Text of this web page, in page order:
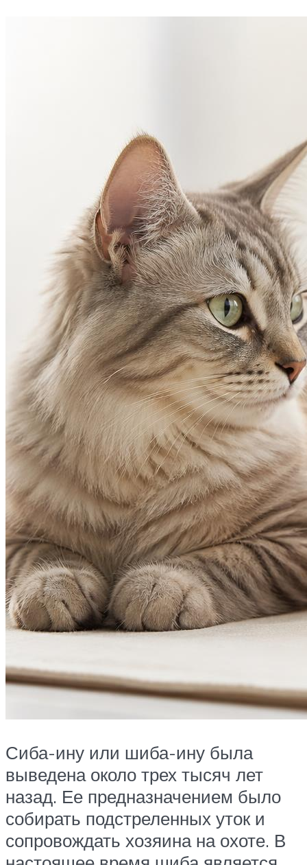
Сиба-ину или шиба-ину была
выведена около трех тысяч лет
назад. Ее предназначением было
собирать подстреленных уток и
сопровождать хозяина на охоте. В